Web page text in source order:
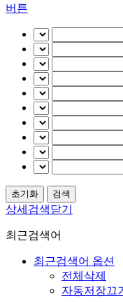
버튼
상세검색닫기
최근검색어
최근검색어 옵션
전체삭제
자동저장끄기